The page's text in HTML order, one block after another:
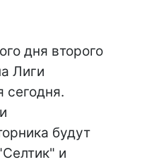
дня второго
Лиги
сегодня.
будут
и